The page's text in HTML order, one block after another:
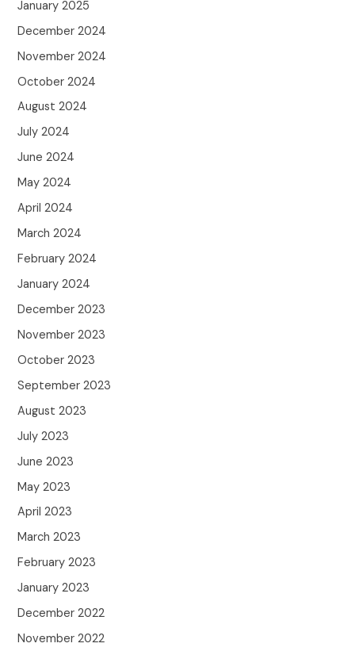
January 2025
December 2024
November 2024
October 2024
August 2024
July 2024
June 2024
May 2024
April 2024
March 2024
February 2024
January 2024
December 2023
November 2023
October 2023
September 2023
August 2023
July 2023
June 2023
May 2023
April 2023
March 2023
February 2023
January 2023
December 2022
November 2022